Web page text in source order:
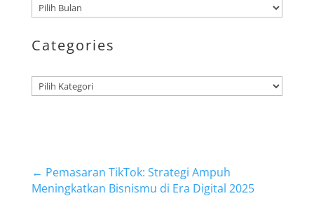
Arsip
Categories
Kategori
← Pemasaran TikTok: Strategi Ampuh
Meningkatkan Bisnismu di Era Digital 2025